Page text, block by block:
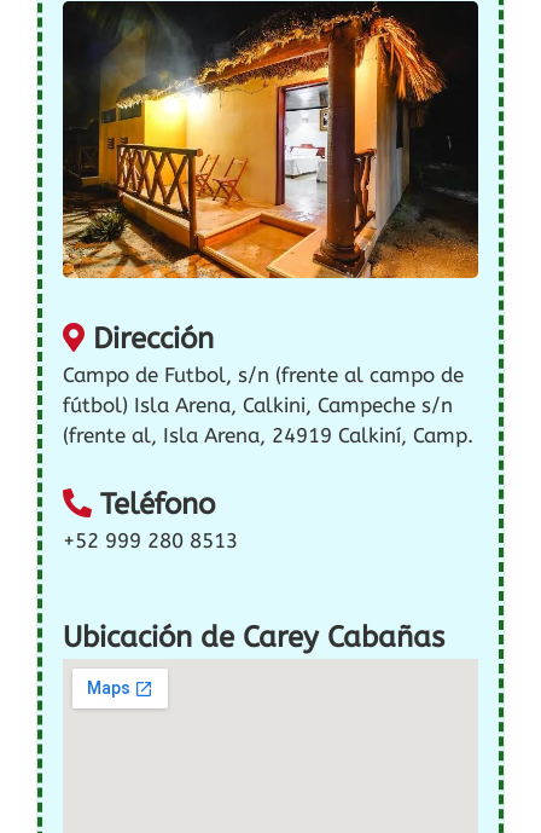
Dirección
Campo de Futbol, s/n (frente al campo de
fútbol) Isla Arena, Calkini, Campeche s/n
(frente al, Isla Arena, 24919 Calkiní, Camp.
Teléfono
+52 999 280 8513
Ubicación de Carey Cabañas